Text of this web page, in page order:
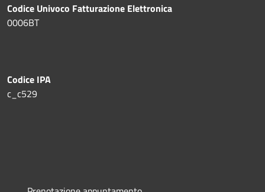
Codice Univoco Fatturazione Elettronica
0006BT
Codice IPA
c_c529